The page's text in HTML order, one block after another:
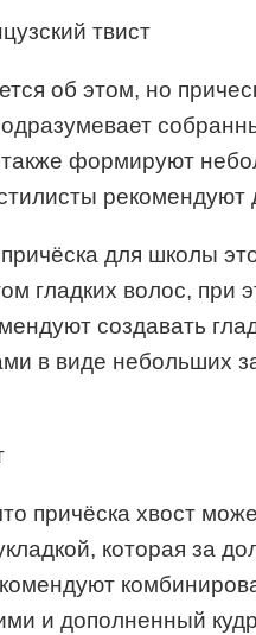
твист
об этом, но
формируют
рекомендуют
для школы
гладких волос, при
создавать
в виде небольших
причёска хвост
которая за
и дополненный